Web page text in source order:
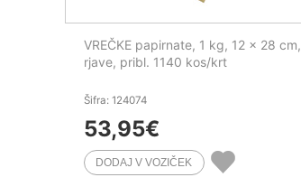
VREČKE papirnate, 1 kg, 12 x 28 cm,
rjave, pribl. 1140 kos/krt
Šifra: 124074
53,95€